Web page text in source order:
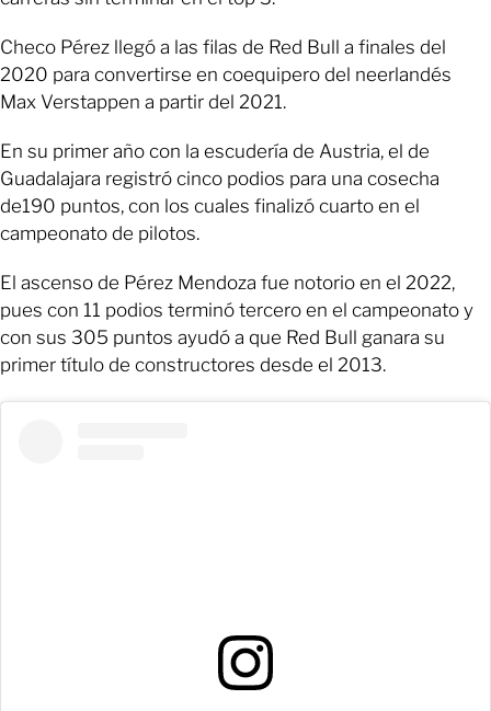
Checo Pérez llegó a las filas de Red Bull a finales del
2020 para convertirse en coequipero del neerlandés
Max Verstappen a partir del 2021.
En su primer año con la escudería de Austria, el de
Guadalajara registró cinco podios para una cosecha
de190 puntos, con los cuales finalizó cuarto en el
campeonato de pilotos.
El ascenso de Pérez Mendoza fue notorio en el 2022,
pues con 11 podios terminó tercero en el campeonato y
con sus 305 puntos ayudó a que Red Bull ganara su
primer título de constructores desde el 2013.